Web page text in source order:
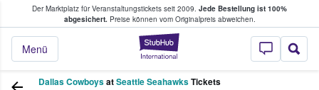
Der Marktplatz für Veranstaltungstickets seit 2009. Jede Bestellung ist 100%
abgesichert.Preise können vom Originalpreis abweichen.
StubHub - Wo
Menü
Tickets kaufen & verkaufen
Dallas CowboysatSeattle SeahawksTickets